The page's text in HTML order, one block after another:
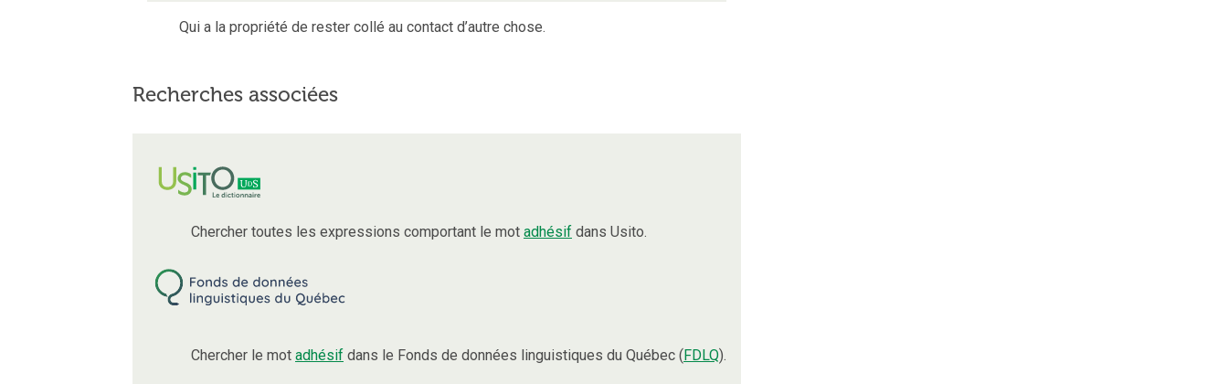
Qui a la propriété de rester collé au contact d’autre chose.
Recherches associées
Chercher toutes les expressions comportant le mot adhésif dans Usito.
Chercher le mot adhésif dans le Fonds de données linguistiques du Québec (FDLQ).